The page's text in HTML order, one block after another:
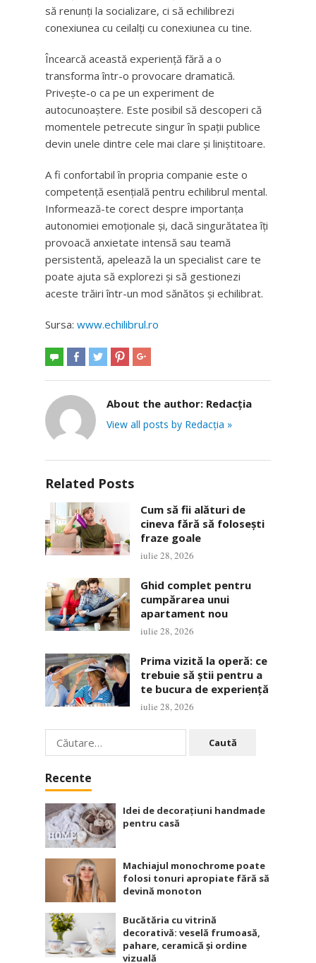
să renunți la socializare, ci să echilibrezi
conexiunea cu ceilalți cu conexiunea cu tine.
Încearcă această experiență fără a o
transforma într-o provocare dramatică.
Privește-o ca pe un experiment de
autocunoaștere. Este posibil să descoperi că
momentele petrecute singur în spații publice
devin unele dintre cele mai clare și liniștitoare.
A fi confortabil în propria companie este o
competență esențială pentru echilibrul mental.
Informează-te corect despre importanța
autonomiei emoționale și, dacă singurătatea îți
provoacă anxietate intensă sau teamă
persistentă, apelează la un specialist care te
poate ajuta să explorezi și să gestionezi
aceste trăiri într-un mod sănătos și echilibrat.
Sursa: www.echilibrul.ro
About the author: Redacția
View all posts by Redacția »
Related Posts
Cum să fii alături de
cineva fără să folosești
fraze goale
iulie 28, 2026
Ghid complet pentru
cumpărarea unui
apartament nou
iulie 28, 2026
Prima vizită la operă: ce
trebuie să știi pentru a
te bucura de experiență
iulie 28, 2026
Caută
după:
Recente
Idei de decorațiuni handmade
pentru casă
Machiajul monochrome poate
folosi tonuri apropiate fără să
devină monoton
Bucătăria cu vitrină
decorativă: veselă frumoasă,
pahare, ceramică și ordine
vizuală